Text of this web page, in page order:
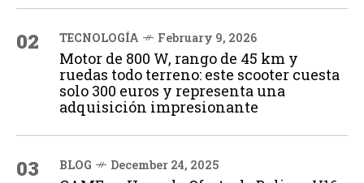
02 TECNOLOGÍA February 9, 2026
Motor de 800 W, rango de 45 km y
ruedas todo terreno: este scooter cuesta
solo 300 euros y representa una
adquisición impresionante
03 BLOG December 24, 2025